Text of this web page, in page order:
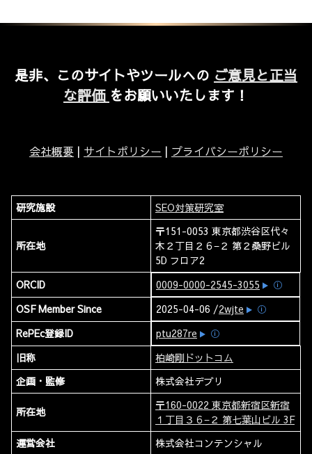
是非、このサイトやツールへの ご意見と正当
な評価 をお願いいたします！
会社概要 | サイトポリシー | プライバシーポリシー
研究施設 SEO対策研究室
所在地
〒151-0053 東京都渋谷区代々
木２丁目２６−２ 第２桑野ビル
5D フロア2
ORCID
0009-0000-2545-3055
ⓘ
OSF Member Since
2025-04-06 /2wjte
ⓘ
RePEc登録ID
ptu287re
ⓘ
旧称
柏崎剛ドットコム
企画・監修
株式会社デブリ
所在地
〒160-0022 東京都新宿区新宿
１丁目３６−２ 第七葉山ビル 3F
運営会社
株式会社コンテンシャル